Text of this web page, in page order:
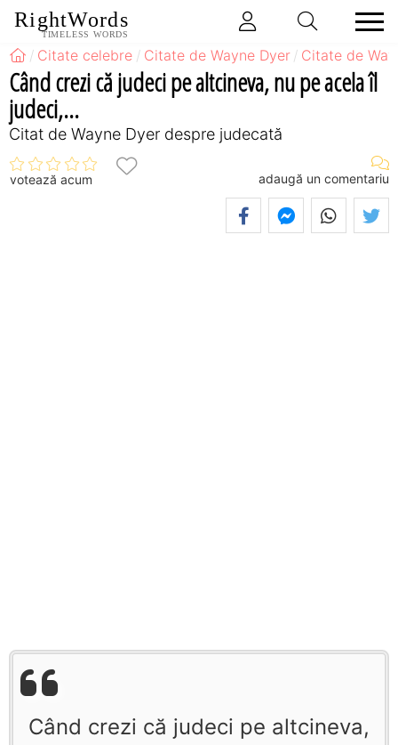
RightWords
TIMELESS WORDS
Citate celebre Citate de Wayne Dyer Citate de
Când crezi că judeci pe altcineva, nu pe acela îl
judeci,...
Citat de Wayne Dyer despre judecată
votează acum adaugă un comentariu
Când crezi că judeci pe altcineva,